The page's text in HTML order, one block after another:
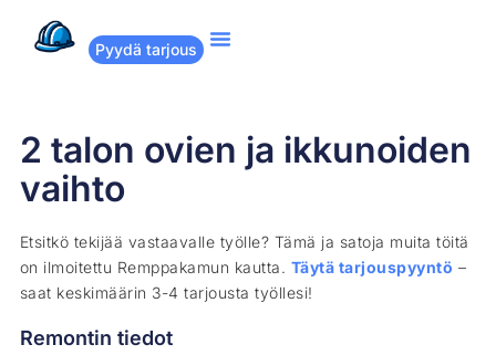
Pyydä tarjous
2 talon ovien ja ikkunoiden
vaihto
Etsitkö tekijää vastaavalle työlle? Tämä ja satoja muita töitä
on ilmoitettu Remppakamun kautta. Täytä tarjouspyyntö –
saat keskimäärin 3-4 tarjousta työllesi!
Remontin tiedot